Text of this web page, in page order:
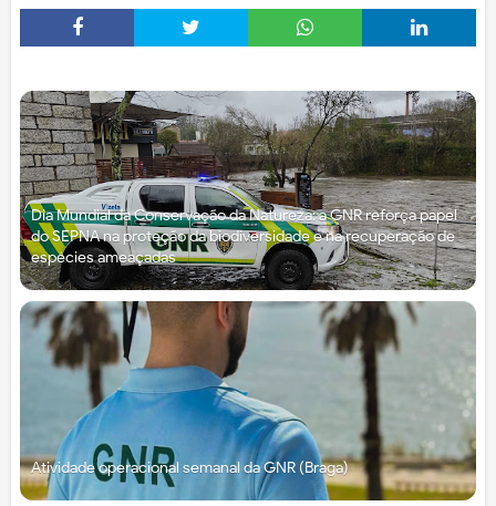
Dia Mundial da Conservação da Natureza: a GNR reforça papel
do SEPNA na proteção da biodiversidade e na recuperação de
espécies ameaçadas
Atividade operacional semanal da GNR (Braga)